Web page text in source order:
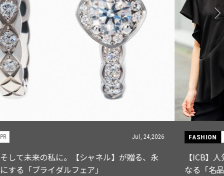
Jul, 15,2026
【ICB】人気インフルエンサーと共同制作! 週5で着たく
なる「名品ブラウス」２選